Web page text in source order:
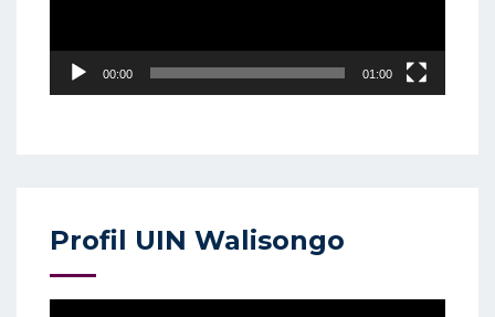
00:00 01:00
Profil UIN Walisongo